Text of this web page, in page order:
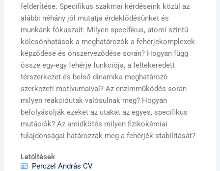
felderítése. Specifikus szakmai kérdéseink közül az
alábbi néhány jól mutatja érdeklődésünket és
munkánk fókuszait: Milyen specifikus, atomi szintű
kölcsönhatások a meghatározók a fehérjekomplexek
képződése és önszerveződése során? Hogyan függ
össze egy-egy fehérje funkciója, a feltekeredett
térszerkezet és belső dinamika meghatározó
szerkezeti motívumaival? Az enzimműködés során
milyen reakcióutak valósulnak meg? Hogyan
befolyásolják ezeket az utakat az egyes, specifikus
mutációk? Az amidkötés milyen fizikokémiai
tulajdonságai határozzák meg a fehérjék stabilitását?
Letöltések
Perczel András CV